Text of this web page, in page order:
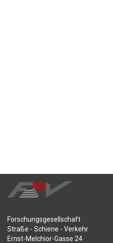
Forschungsgesellschaft
Straße - Schiene - Verkehr
Ernst-Melchior-Gasse 24